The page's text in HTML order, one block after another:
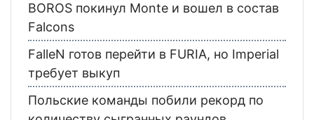
BOROS покинул Monte и вошел в состав
Falcons
FalleN готов перейти в FURIA, но Imperial
требует выкуп
Польские команды побили рекорд по